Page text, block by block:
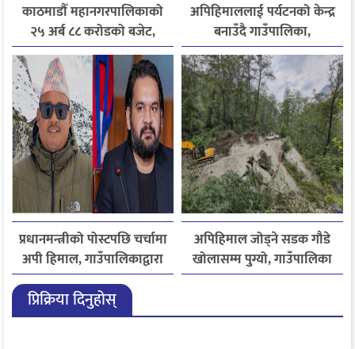
काठमाडौँ महानगरपालिकाको
२५ अर्ब ८८ करोडको बजेट,
पूर्वाधार र सेवा सुधारलाई
प्राथमिकता
अपिहिमाललाई पर्यटनको केन्द्र
बनाउँदै गाउँपालिका,
बहुआयामिक पर्यटन विकासमा
जोड
प्रधानमन्त्रीको पोस्टपछि चर्चामा
अपी हिमाल, गाउँपालिकाद्वारा
भ्रमणको निमन्त्रणा
अपिहिमाल जोड्ने सडक गौडे
खोलासम्म पुग्यो, गाउँपालिका
मुकाम सडक सञ्जालसँग जोडिने
प्रिक्रिया दिनुहोस्